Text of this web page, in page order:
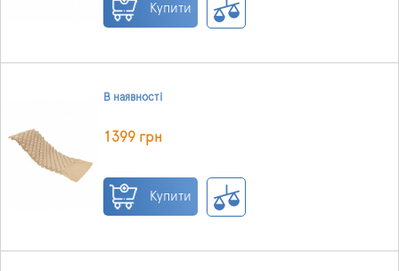
Купити
В наявності
1399 грн
Купити